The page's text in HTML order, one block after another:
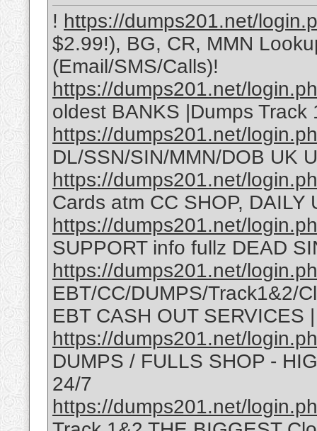
! https://dumps201.net/
$2.99!), BG, CR, MMN
(Email/SMS/Calls)!
https://dumps201.net/
oldest BANKS |Dumps
https://dumps201.net/
DL/SSN/SIN/MMN/DOB UK
https://dumps201.net/
Cards atm CC SHOP, DAILY
https://dumps201.net/
SUPPORT info fullz DEAD
https://dumps201.net/
EBT/CC/DUMPS/Track1&2/
EBT CASH OUT SERVICES
https://dumps201.net/
DUMPS / FULLS SHOP -
24/7
https://dumps201.net/